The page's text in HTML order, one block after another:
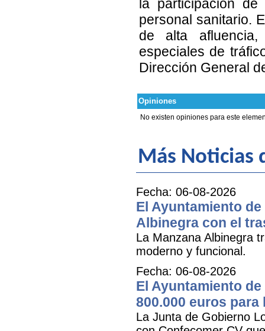
la participación
personal sanitario.
de alta
especiales de
Dirección General
Opiniones
No existen opiniones para este
Más Noticias
Fecha: 06-08-2026
El Ayuntamiento
Albinegra con el
La Manzana Albinegra
moderno y funcional.
Fecha: 06-08-2026
El Ayuntamiento
800.000 euros
La Junta de Gobierno